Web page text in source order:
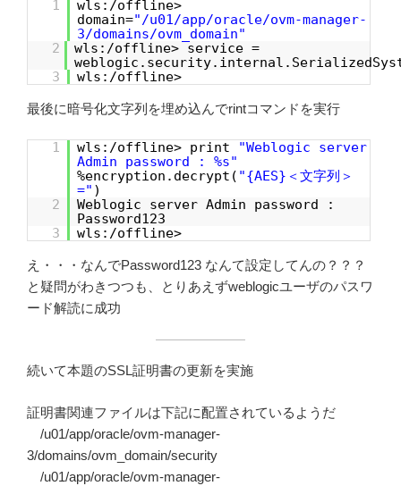
1
wls:/offline>
domain="/u01/app/oracle/ovm-manager-
3/domains/ovm_domain"
2
wls:/offline> service =
3
wls:/offline>
最後に暗号化文字列を埋め込んでrintコマンドを実行
1 wls:/offline> print
"Weblogic server
Admin password : %s"
%encryption.decrypt( "{AES}＜文字列＞
=" )
2
Weblogic server Admin password :
Password123
3
wls:/offline>
え・・・なんでPassword123 なんて設定してんの？？？
と疑問がわきつつも、とりあえずweblogicユーザのパスワ
ード解読に成功
続いて本題のSSL証明書の更新を実施
証明書関連ファイルは下記に配置されているようだ
/u01/app/oracle/ovm-manager-
3/domains/ovm_domain/security
/u01/app/oracle/ovm-manager-